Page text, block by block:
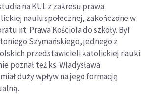
na KUL z zakresu prawa
nauki społecznej, zakończone w
nt. Prawa Kościoła do szkoły. Był
Szymańskiego, jednego z
przedstawicieli katolickiej nauki
poznał też ks. Władysława
duży wpływ na jego formację